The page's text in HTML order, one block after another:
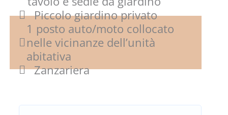
Piccolo giardino privato
1 posto auto/moto collocato
nelle vicinanze dell’unità
abitativa
Zanzariera